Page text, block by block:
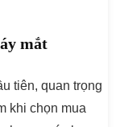
mắt
tiên, quan trọng
khi chọn mua